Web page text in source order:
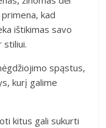
kad
ištikimas savo
stiliui.
spąstus,
kurį galime
kitus gali sukurti